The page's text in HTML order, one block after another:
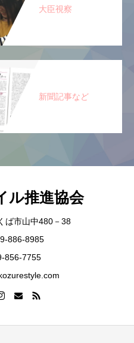
大臣視察
新聞記事など
ル推進協会
市山中480－38
886-8985
856-7755